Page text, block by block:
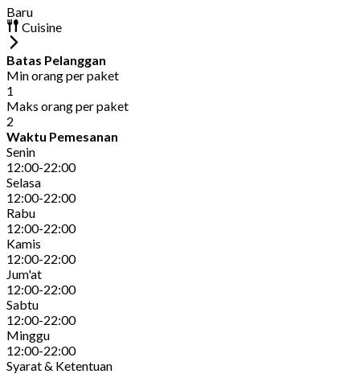
Baru
Cuisine
Batas Pelanggan
Min orang per paket
1
Maks orang per paket
2
Waktu Pemesanan
Senin
12:00-22:00
Selasa
12:00-22:00
Rabu
12:00-22:00
Kamis
12:00-22:00
Jum'at
12:00-22:00
Sabtu
12:00-22:00
Minggu
12:00-22:00
Syarat & Ketentuan